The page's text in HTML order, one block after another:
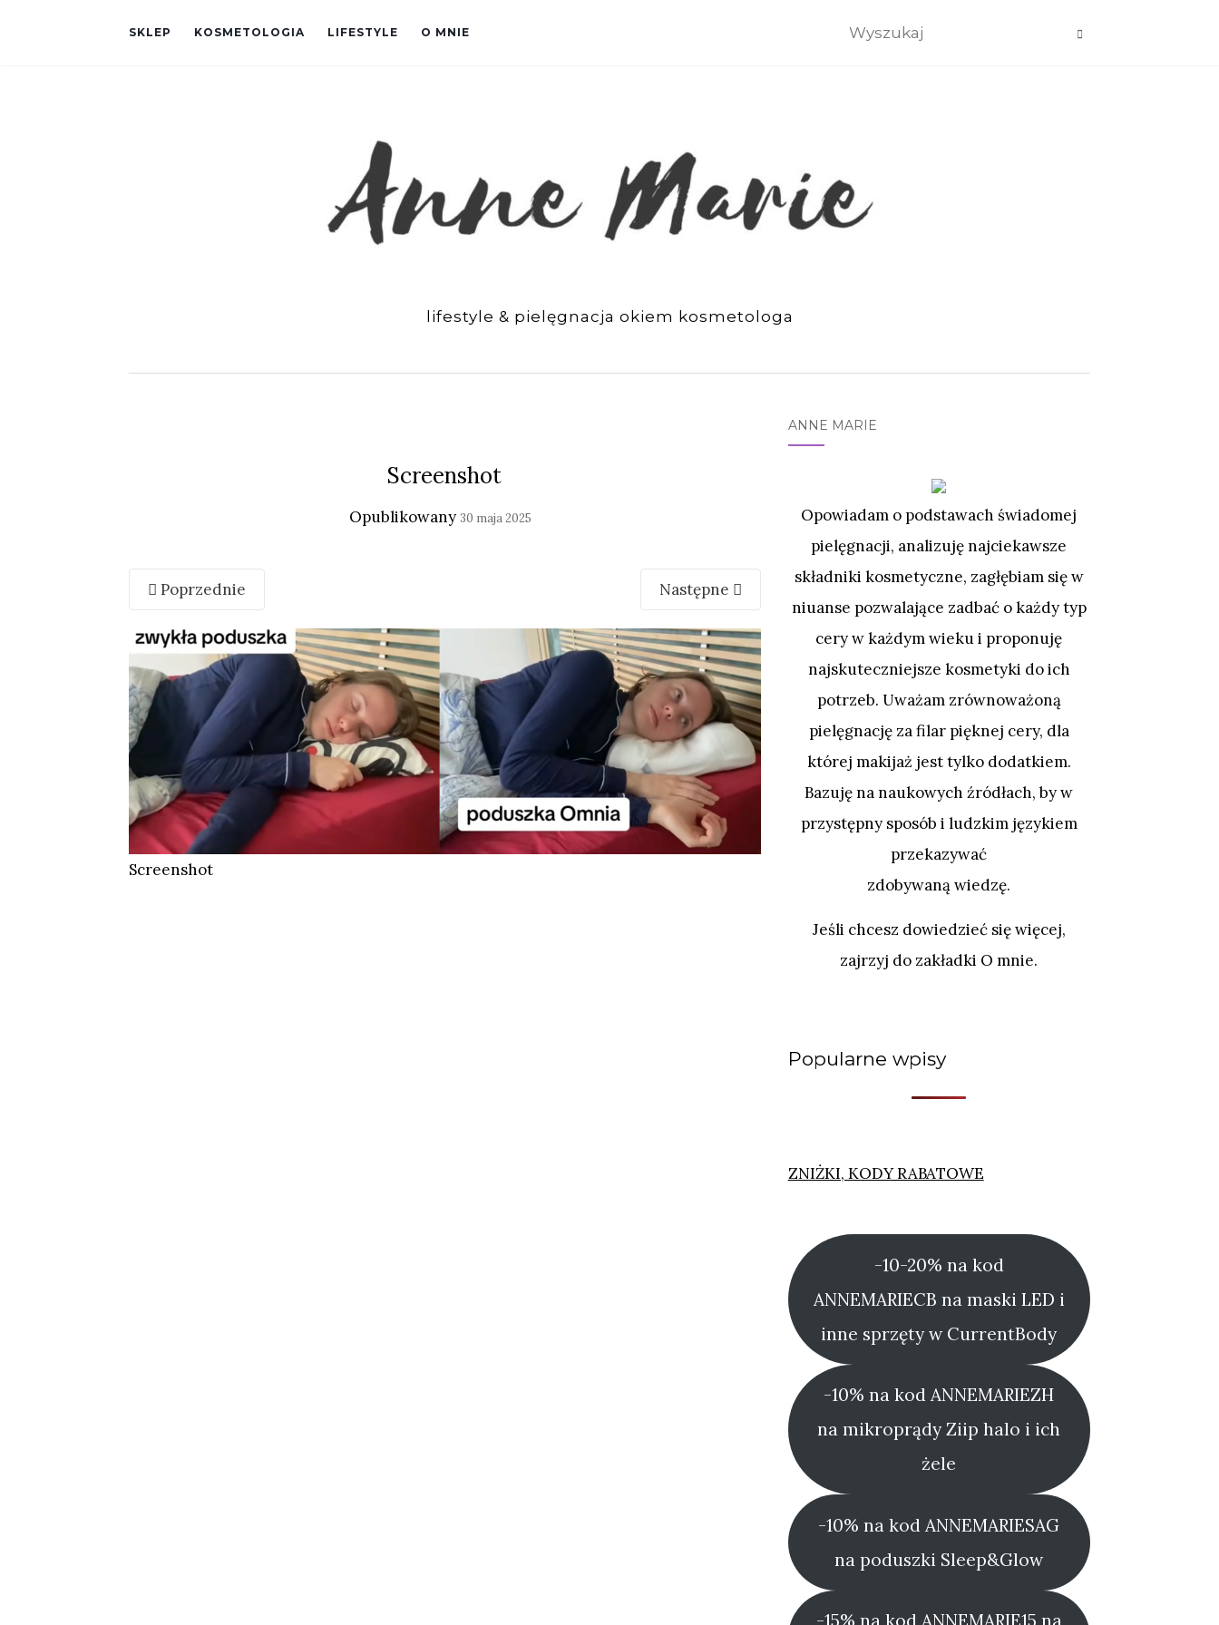
SKLEP KOSMETOLOGIA LIFESTYLE O MNIE
lifestyle & pielęgnacja okiem kosmetologa
Screenshot
Opublikowany 30 maja 2025
Poprzednie Następne
Screenshot
ANNE MARIE
Opowiadam o podstawach świadomej
pielęgnacji, analizuję najciekawsze
składniki kosmetyczne, zagłębiam się w
niuanse pozwalające zadbać o każdy typ
cery w każdym wieku i proponuję
najskuteczniejsze kosmetyki do ich
potrzeb. Uważam zrównoważoną
pielęgnację za filar pięknej cery, dla
której makijaż jest tylko dodatkiem.
Bazuję na naukowych źródłach, by w
przystępny sposób i ludzkim językiem
przekazywać
zdobywaną wiedzę.
Jeśli chcesz dowiedzieć się więcej,
zajrzyj do zakładki O mnie.
Popularne wpisy
ZNIŻKI, KODY RABATOWE
-10-20% na kod
ANNEMARIECB na maski LED i
inne sprzęty w CurrentBody
-10% na kod ANNEMARIEZH
na mikroprądy Ziip halo i ich
żele
-10% na kod ANNEMARIESAG
na poduszki Sleep&Glow